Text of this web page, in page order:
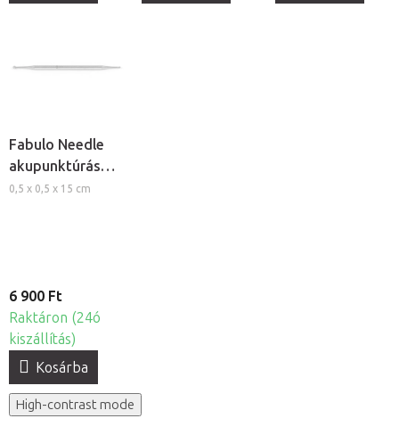
Fabulo Needle
akupunktúrás
toll
0,5 x 0,5 x 15 cm
6 900 Ft
Raktáron (24ó
kiszállítás)
Kosárba
High-contrast mode